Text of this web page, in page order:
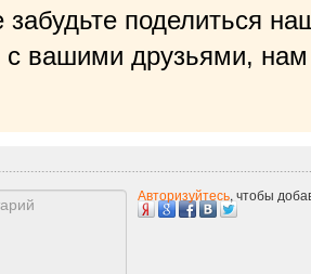
забудьте поделиться
вашими друзьями, нам